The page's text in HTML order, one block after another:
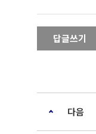
답글쓰기
다음